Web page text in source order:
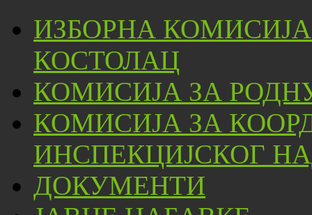
ИЗБОРНА
КОСТОЛАЦ
КОМИСИЈА ЗА
КОМИСИЈА ЗА
ИНСПЕКЦИЈСКОГ
ДОКУМЕНТИ